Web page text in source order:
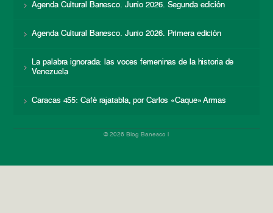
Agenda Cultural Banesco. Junio 2026. Segunda edición
Agenda Cultural Banesco. Junio 2026. Primera edición
La palabra ignorada: las voces femeninas de la historia de
Venezuela
Caracas 455: Café rajatabla, por Carlos «Caque» Armas
© 2026 Blog Banesco |